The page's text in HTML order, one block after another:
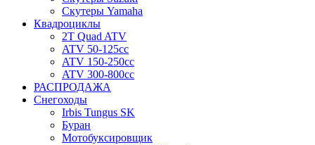
Скутеры Yamaha
Квадроциклы
2T Quad ATV
ATV 50-125cc
ATV 150-250cc
ATV 300-800cc
РАСПРОДАЖА
Снегоходы
Irbis Tungus SK
Буран
Мотобуксировщик